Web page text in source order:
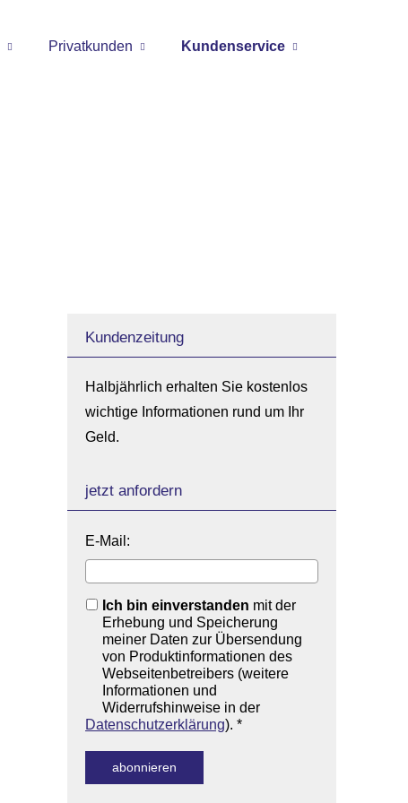
Privatkunden Kundenservice
Kundenzeitung
Halbjährlich erhalten Sie kostenlos
wichtige Informationen rund um Ihr
Geld.
jetzt anfordern
E-Mail:
Ich bin einverstanden mit der
Erhebung und Speicherung
meiner Daten zur Übersendung
von Produktinformationen des
Webseitenbetreibers (weitere
Informationen und
Widerrufshinweise in der
Datenschutzerklärung). *